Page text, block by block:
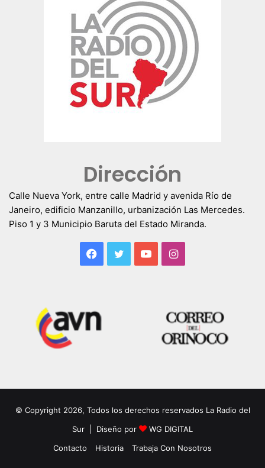
Dirección
Calle Nueva York, entre calle Madrid y avenida Río de
Janeiro, edificio Manzanillo, urbanización Las Mercedes.
Piso 1 y 3 Municipio Baruta del Estado Miranda.
Facebook
TwitterYouTubeInstagram
© Copyright 2026, Todos los derechos reservados La Radio del
Sur | Diseño por
WG DIGITAL
Contacto
Historia Trabaja Con Nosotros